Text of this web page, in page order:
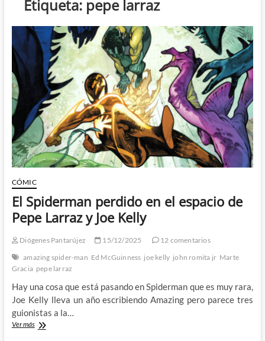
Etiqueta: pepe larraz
CÓMIC
El Spiderman perdido en el espacio de
Pepe Larraz y Joe Kelly
Diógenes Pantarújez 15/12/2025
12 comentarios
amazing spider-man Ed McGuinness joe kelly john romita jr Marte
Gracia pepe larraz
Hay una cosa que está pasando en Spiderman que es muy rara,
Joe Kelly lleva un año escribiendo Amazing pero parece tres
guionistas a la…
Ver másEl